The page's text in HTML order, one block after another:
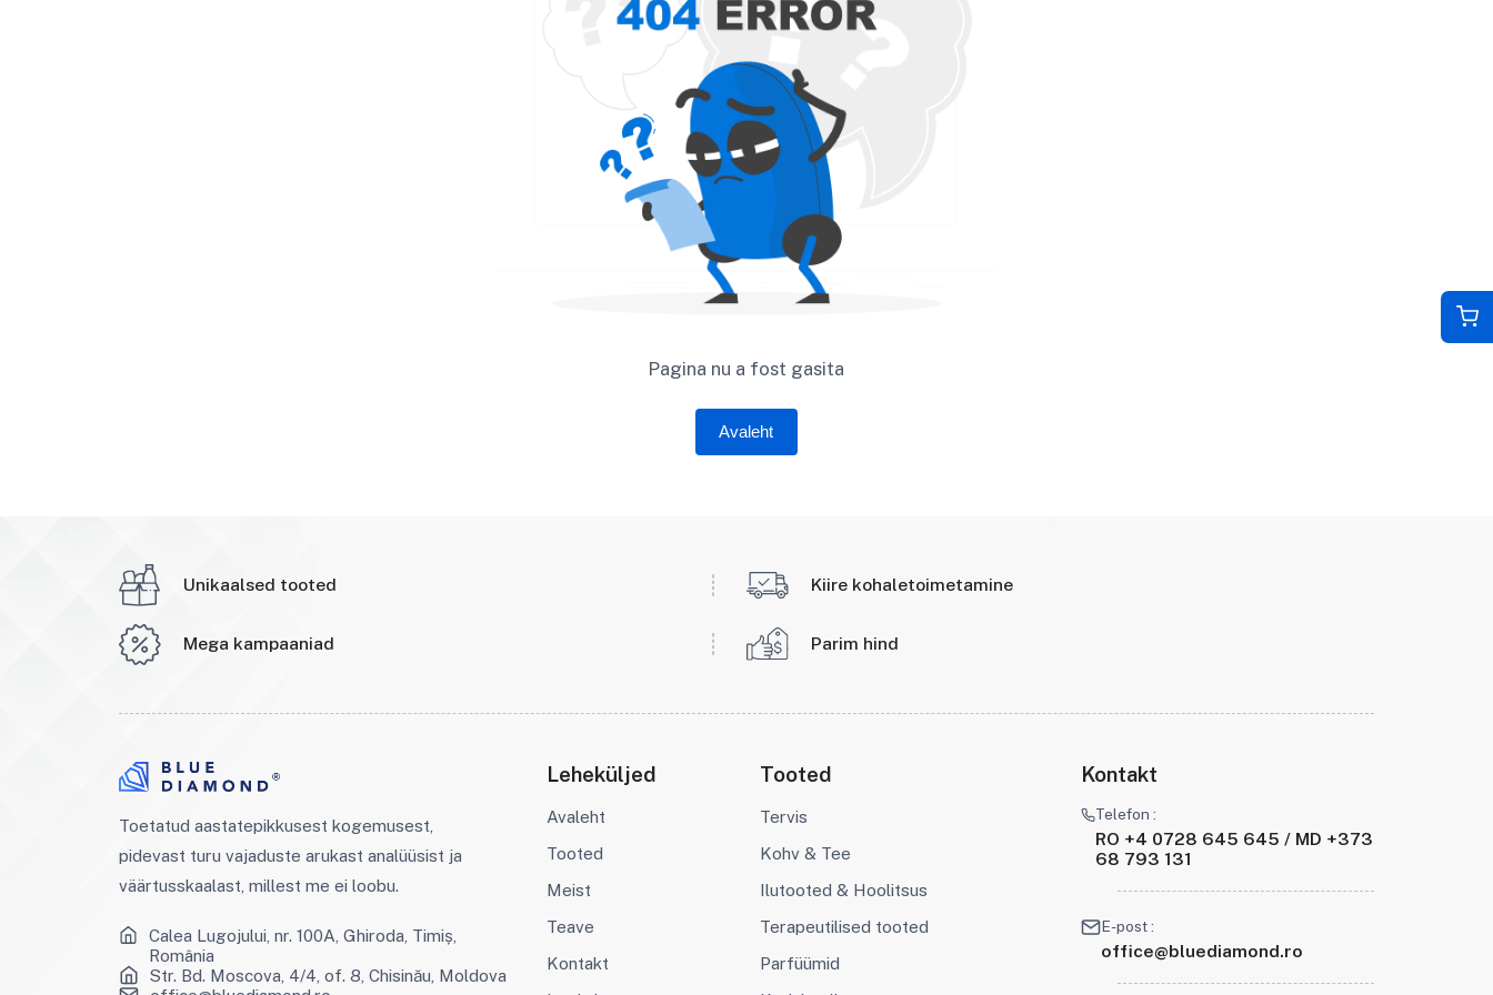
Pagina nu a fost gasita
Avaleht
Unikaalsed tooted Kiire kohaletoimetamine
Mega kampaaniad Parim hind
Toetatud aastatepikkusest kogemusest,
pidevast turu vajaduste arukast analüüsist ja
väärtusskaalast, millest me ei loobu.
Calea Lugojului, nr. 100A, Ghiroda, Timiș,
România
Str. Bd. Moscova, 4/4, of. 8, Chisinău, Moldova
Leheküljed
Avaleht
Tooted
Meist
Teave
Kontakt
Tooted
Tervis
Kohv & Tee
Ilutooted & Hoolitsus
Terapeutilised tooted
Parfüümid
Kontakt
Telefon :
RO +4 0728 645 645 / MD +373
68 793 131
E-post :
office@bluediamond.ro